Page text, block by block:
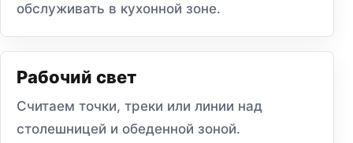
обслуживать в кухонной зоне.
Рабочий свет
Считаем точки, треки или линии над
столешницей и обеденной зоной.